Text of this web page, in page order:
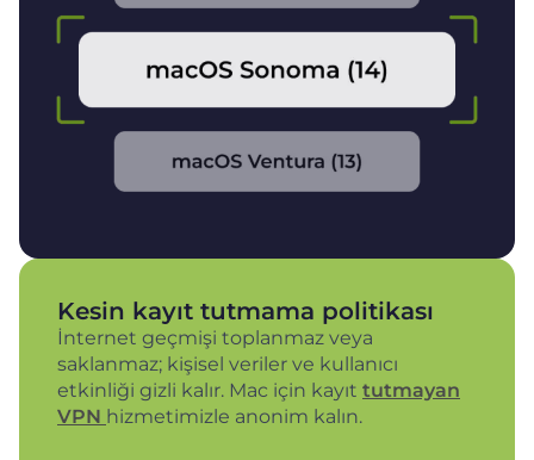
Kesin kayıt tutmama politikası
İnternet geçmişi toplanmaz veya
saklanmaz; kişisel veriler ve kullanıcı
etkinliği gizli kalır. Mac için kayıt tutmayan
VPN hizmetimizle anonim kalın.